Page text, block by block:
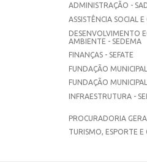
ADMINISTRAÇÃO -
ASSISTÊNCIA SOCIAL
DESENVOLVIMENTO
AMBIENTE - SEDEMA
FINANÇAS - SEFATE
FUNDAÇÃO
FUNDAÇÃO
INFRAESTRUTURA -
PROCURADORIA
TURISMO, ESPORTE E